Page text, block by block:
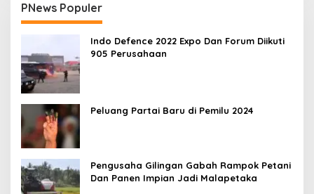
PNews Populer
Indo Defence 2022 Expo Dan Forum Diikuti
905 Perusahaan
Peluang Partai Baru di Pemilu 2024
Pengusaha Gilingan Gabah Rampok Petani
Dan Panen Impian Jadi Malapetaka